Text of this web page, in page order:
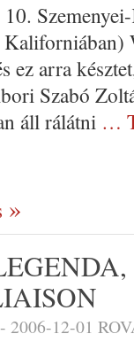
ez arra
Szabó
áll rálátni …
- 2006-12-01